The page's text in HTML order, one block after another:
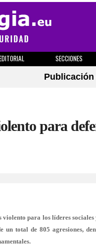
SECCIONES
para
para los líderes sociales
total de 805 agresiones,